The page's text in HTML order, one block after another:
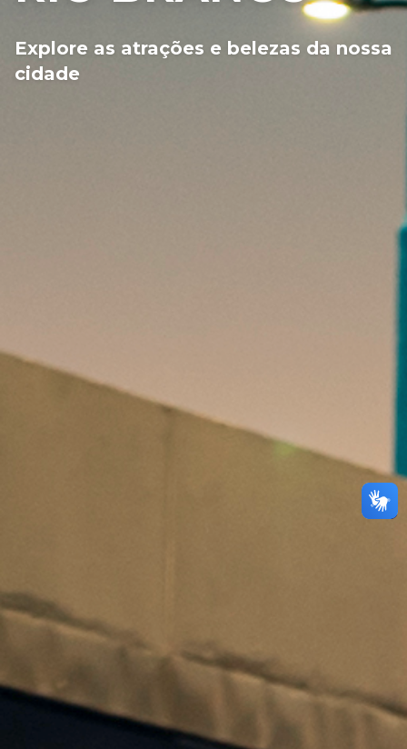
Explore as atrações e belezas da nossa
cidade